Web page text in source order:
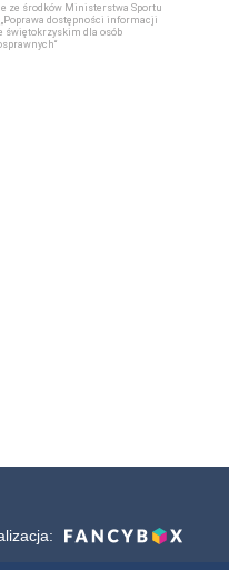
ze środków Ministerstwa Sportu
dostępności informacji
świętokrzyskim dla osób